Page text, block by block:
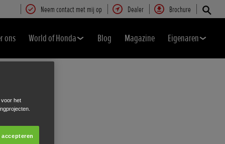
Neem contact met mij op Dealer Brochure
ons World of Honda Blog Magazine Eigenaren
voor het